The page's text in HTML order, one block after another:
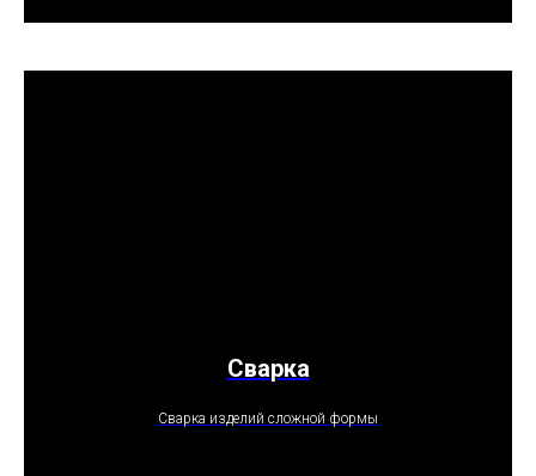
Сварка
Сварка изделий сложной формы